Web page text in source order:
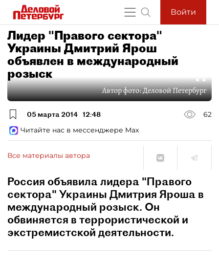
Войти
Лидер "Правого сектора"
Украины Дмитрий Ярош
объявлен в международный
розыск
Автор фото:Деловой Петербург
05 марта 2014 12:48
62
Читайте нас в мессенджере Max
Все материалы автора
Россия объявила лидера "Правого
сектора" Украины Дмитрия Яроша в
международный розыск. Он
обвиняется в террористической и
экстремистской деятельности.